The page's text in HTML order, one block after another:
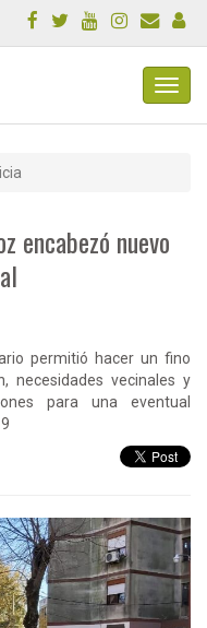
encabezó nuevo
permitió hacer un fino
necesidades vecinales y
para una eventual